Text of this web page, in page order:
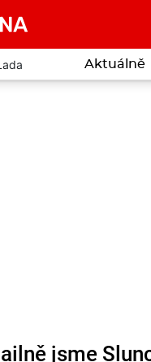
Aktuálně
jsme